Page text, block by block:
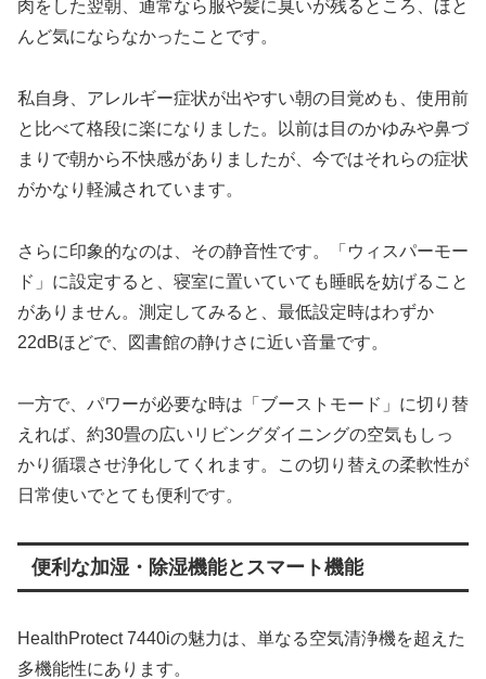
肉をした翌朝、通常なら服や髪に臭いが残るところ、ほと
んど気にならなかったことです。
私自身、アレルギー症状が出やすい朝の目覚めも、使用前
と比べて格段に楽になりました。以前は目のかゆみや鼻づ
まりで朝から不快感がありましたが、今ではそれらの症状
がかなり軽減されています。
さらに印象的なのは、その静音性です。「ウィスパーモー
ド」に設定すると、寝室に置いていても睡眠を妨げること
がありません。測定してみると、最低設定時はわずか
22dBほどで、図書館の静けさに近い音量です。
一方で、パワーが必要な時は「ブーストモード」に切り替
えれば、約30畳の広いリビングダイニングの空気もしっ
かり循環させ浄化してくれます。この切り替えの柔軟性が
日常使いでとても便利です。
便利な加湿・除湿機能とスマート機能
HealthProtect 7440iの魅力は、単なる空気清浄機を超えた
多機能性にあります。